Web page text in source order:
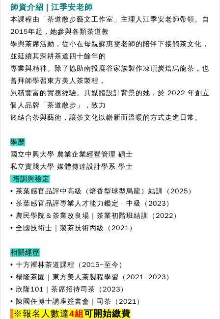
師資介紹 | 江季安老師
本課程由「茶道散步藝⽂⼯作室」主理⼈江季安⽼師帶領。⾃
2015年起，她參與各類茶道教
學與茶席活動，從⼩在母親蘇惠雯⽼師的陪伴下接觸茶⽂化，
並延續其深耕茶道四⼗餘年的
專業與精神。除了協助南投鹿⾕家族製作凍頂炭焙烏龍茶，也
曾拜師學習東⽅美⼈茶製程，
累積豐富的實務經驗。具媒體設計背景的她，於 2022 年創⽴
個⼈品牌「茶道散步」，致⼒
於結合茶與藝術，讓茶⽂化以嶄新⽽溫暖的⽅式⾛進⽇常。
學歷
國⽴中興⼤學 農業企業經營管理 碩⼠
私⽴實踐⼤學 媒體傳達設計學系 學⼠
培訓與檢定
• 茶葉感官品評中⾼級（焙⾹型球型烏龍）結訓（2025）
• 茶葉感官品評專業⼈才能⼒鑑定 - 中級（2023）
• 農民學院＆茶業改良場｜茶業初階班結訓（2022）
• 全國技術⼠｜製茶技術丙級（2021）
相關經歷
• ⼗⽅禪林茶道課程（2015−至今）
• 楊隆茶園｜東⽅美⼈茶製程學習（2021−2023）
• 欣隆101｜茶席招待司茶（2023）
• 陳國任博⼠講座簽書會｜司茶（2021）
※報名人數達4組 可開始繳費